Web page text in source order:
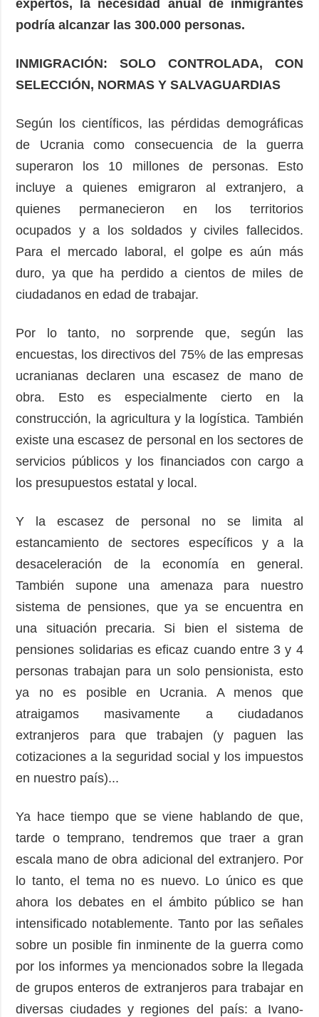
expertos, la necesidad anual de inmigrantes
podría alcanzar las 300.000 personas.
INMIGRACIÓN: SOLO CONTROLADA, CON
SELECCIÓN, NORMAS Y SALVAGUARDIAS
Según los científicos, las pérdidas demográficas
de Ucrania como consecuencia de la guerra
superaron los 10 millones de personas. Esto
incluye a quienes emigraron al extranjero, a
quienes permanecieron en los territorios
ocupados y a los soldados y civiles fallecidos.
Para el mercado laboral, el golpe es aún más
duro, ya que ha perdido a cientos de miles de
ciudadanos en edad de trabajar.
Por lo tanto, no sorprende que, según las
encuestas, los directivos del 75% de las empresas
ucranianas declaren una escasez de mano de
obra. Esto es especialmente cierto en la
construcción, la agricultura y la logística. También
existe una escasez de personal en los sectores de
servicios públicos y los financiados con cargo a
los presupuestos estatal y local.
Y la escasez de personal no se limita al
estancamiento de sectores específicos y a la
desaceleración de la economía en general.
También supone una amenaza para nuestro
sistema de pensiones, que ya se encuentra en
una situación precaria. Si bien el sistema de
pensiones solidarias es eficaz cuando entre 3 y 4
personas trabajan para un solo pensionista, esto
ya no es posible en Ucrania. A menos que
atraigamos masivamente a ciudadanos
extranjeros para que trabajen (y paguen las
cotizaciones a la seguridad social y los impuestos
en nuestro país)...
Ya hace tiempo que se viene hablando de que,
tarde o temprano, tendremos que traer a gran
escala mano de obra adicional del extranjero. Por
lo tanto, el tema no es nuevo. Lo único es que
ahora los debates en el ámbito público se han
intensificado notablemente. Tanto por las señales
sobre un posible fin inminente de la guerra como
por los informes ya mencionados sobre la llegada
de grupos enteros de extranjeros para trabajar en
diversas ciudades y regiones del país: a Ivano-